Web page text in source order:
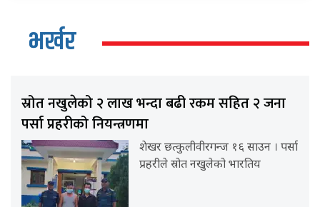
भर्खर
स्रोत नखुलेको २ लाख भन्दा बढी रकम सहित २ जना
पर्सा प्रहरीको नियन्त्रणमा
शेखर छत्कुलीवीरगन्ज १६ साउन । पर्सा
प्रहरीले स्रोत नखुलेको भारतिय